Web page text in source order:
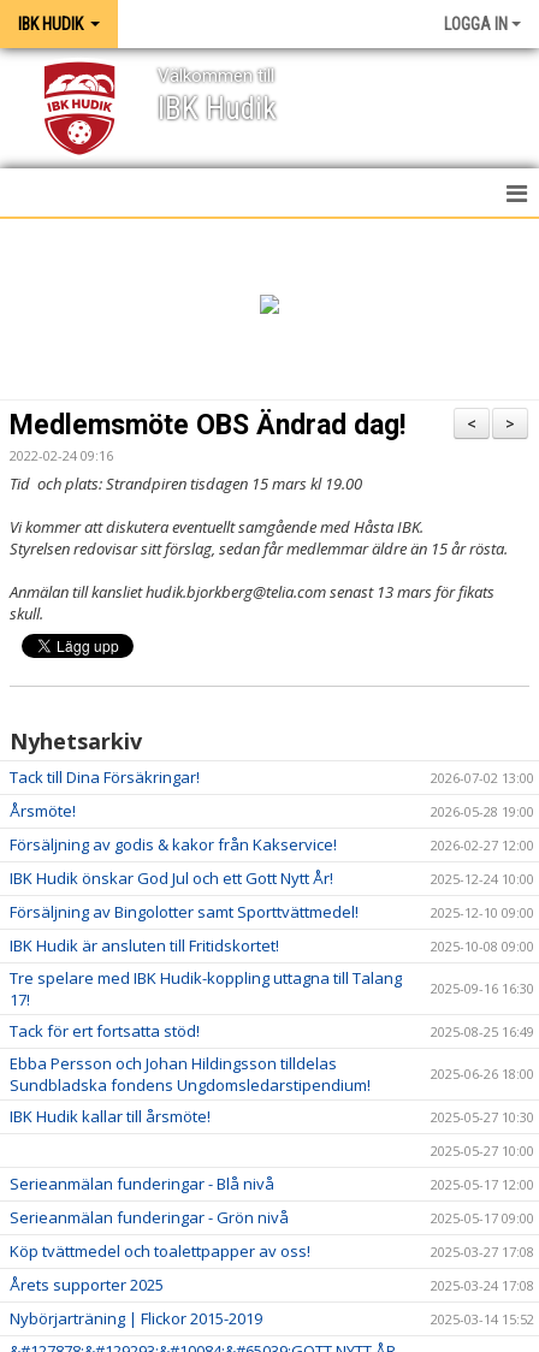
IBK HUDIK LOGGA IN
IBK Hudik
Välkommen till
MEDIA / GRAFISK PROFIL
KALENDER
DOKUMENT
OM KLUBBEN
MEDLEMSINFORMATION
BILJETTINFORMATION
MATCHER
IBIS INLOGGNING
LIVESÄNDNINGAR / HIGHLIGHTS
>
<
Medlemsmöte OBS Ändrad dag!
2022-02-24 09:16
Tid och plats: Strandpiren tisdagen 15 mars kl 19.00
Vi kommer att diskutera eventuellt samgående med Håsta IBK.
Styrelsen redovisar sitt förslag, sedan får medlemmar äldre än 15 år rösta.
Anmälan till kansliet hudik.bjorkberg@telia.com senast 13 mars för fikats
skull.
Nyhetsarkiv
Tack till Dina Försäkringar! 2026-07-02 13:00
Årsmöte! 2026-05-28 19:00
Försäljning av godis & kakor från Kakservice! 2026-02-27 12:00
IBK Hudik önskar God Jul och ett Gott Nytt År! 2025-12-24 10:00
Försäljning av Bingolotter samt Sporttvättmedel! 2025-12-10 09:00
IBK Hudik är ansluten till Fritidskortet! 2025-10-08 09:00
Tre spelare med IBK Hudik-koppling uttagna till Talang
17!
2025-09-16 16:30
Tack för ert fortsatta stöd! 2025-08-25 16:49
Ebba Persson och Johan Hildingsson tilldelas
Sundbladska fondens Ungdomsledarstipendium!
2025-06-26 18:00
IBK Hudik kallar till årsmöte!
2025-05-27 10:30
2025-05-27 10:00
Serieanmälan funderingar - Blå nivå 2025-05-17 12:00
Serieanmälan funderingar - Grön nivå 2025-05-17 09:00
Köp tvättmedel och toalettpapper av oss! 2025-03-27 17:08
Årets supporter 2025 2025-03-24 17:08
Nybörjarträning | Flickor 2015-2019 2025-03-14 15:52